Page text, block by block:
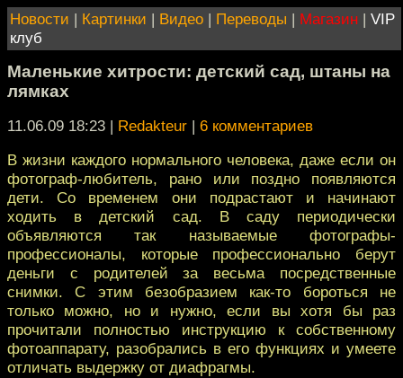
Новости | Картинки | Видео | Переводы | Магазин | VIP
клуб
Маленькие хитрости: детский сад, штаны на
лямках
11.06.09 18:23 | Redakteur | 6 комментариев
В жизни каждого нормального человека, даже если он
фотограф-любитель, рано или поздно появляются
дети. Со временем они подрастают и начинают
ходить в детский сад. В саду периодически
объявляются так называемые фотографы-
профессионалы, которые профессионально берут
деньги c родителей за весьма посредственные
снимки. С этим безобразием как-то бороться не
только можно, но и нужно, если вы хотя бы раз
прочитали полностью инструкцию к собственному
фотоаппарату, разобрались в его функциях и умеете
отличать выдержку от диафрагмы.